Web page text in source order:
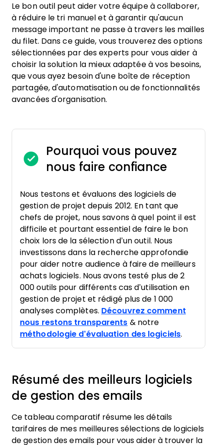
Le bon outil peut aider votre équipe à collaborer,
à réduire le tri manuel et à garantir qu'aucun
message important ne passe à travers les mailles
du filet. Dans ce guide, vous trouverez des options
sélectionnées par des experts pour vous aider à
choisir la solution la mieux adaptée à vos besoins,
que vous ayez besoin d'une boîte de réception
partagée, d'automatisation ou de fonctionnalités
avancées d'organisation.
Pourquoi vous pouvez
nous faire confiance
Nous testons et évaluons des logiciels de
gestion de projet depuis 2012. En tant que
chefs de projet, nous savons à quel point il est
difficile et pourtant essentiel de faire le bon
choix lors de la sélection d’un outil. Nous
investissons dans la recherche approfondie
pour aider notre audience à faire de meilleurs
achats logiciels. Nous avons testé plus de 2
000 outils pour différents cas d’utilisation en
gestion de projet et rédigé plus de 1 000
analyses complètes. Découvrez comment
nous restons transparents & notre
méthodologie d’évaluation des logiciels.
Résumé des meilleurs logiciels
de gestion des emails
Ce tableau comparatif résume les détails
tarifaires de mes meilleures sélections de logiciels
de gestion des emails pour vous aider à trouver la